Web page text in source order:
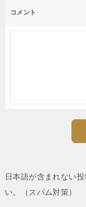
コメント
日本語が含まれない
い。（スパム対策）